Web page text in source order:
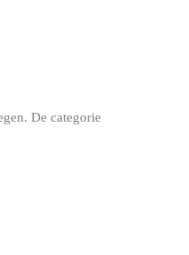
De categorie